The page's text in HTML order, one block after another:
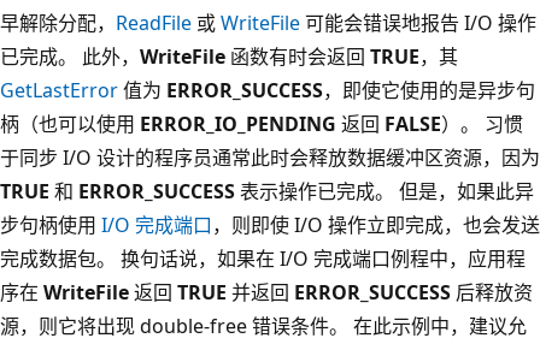
早解除分配， ReadFile 或WriteFile可能会错误地报告 I/O 操作
已完成。 此外， WriteFile 函数有时会返回 TRUE，其
GetLastError值为 ERROR_SUCCESS，即使它使用的是异步句
柄（也可以使用 ERROR_IO_PENDING 返回 FALSE）。 习惯
于同步 I/O 设计的程序员通常此时会释放数据缓冲区资源，因为
TRUE 和 ERROR_SUCCESS表示操作已完成。 但是，如果此异
步句柄使用 I/O 完成端口，则即使 I/O 操作立即完成，也会发送
完成数据包。 换句话说，如果在 I/O 完成端口例程中，应用程
序在 WriteFile返回 TRUE 并返回 ERROR_SUCCESS 后释放资
源，则它将出现 double-free 错误条件。 在此示例中，建议允